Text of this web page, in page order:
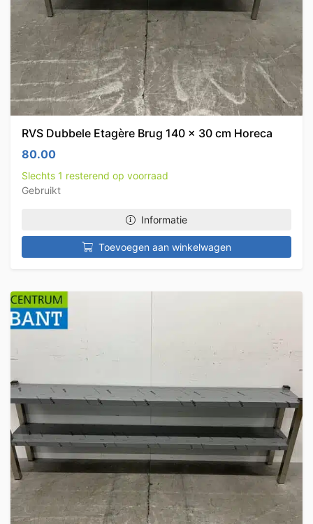
RVS Dubbele Etagère Brug 140 x 30 cm Horeca
80.00
Slechts 1 resterend op voorraad
Gebruikt
Informatie
Toevoegen aan winkelwagen